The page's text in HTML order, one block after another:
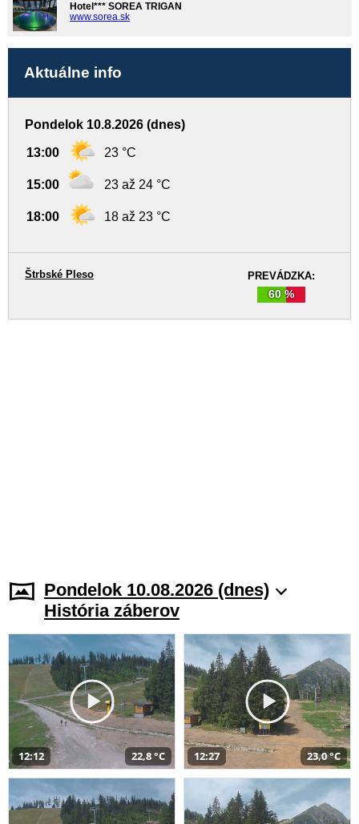
Hotel*** SOREA TRIGAN
www.sorea.sk
Aktuálne info
Pondelok 10.8.2026 (dnes)
13:00 23 °C
15:00 23 až 24 °C
18:00 18 až 23 °C
PREVÁDZKA:
60 %
Štrbské Pleso
Pondelok 10.08.2026 (dnes)
História záberov
12:12 22,8 °C 12:27 23,0 °C